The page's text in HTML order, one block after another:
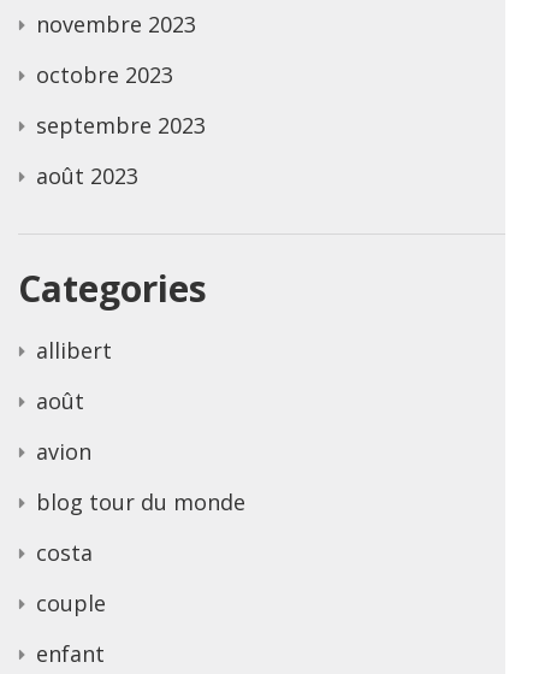
novembre 2023
octobre 2023
septembre 2023
août 2023
Categories
allibert
août
avion
blog tour du monde
costa
couple
enfant